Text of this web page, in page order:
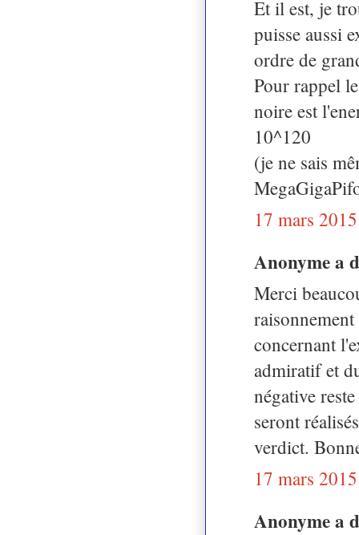
Et il est, je
puisse aussi
ordre de
Pour rappel
noire est
10^120
(je ne sais
17 mars
Anonyme a
Merci
concernant
admiratif et
négative
seront
verdict.
17 mars
Anonyme a